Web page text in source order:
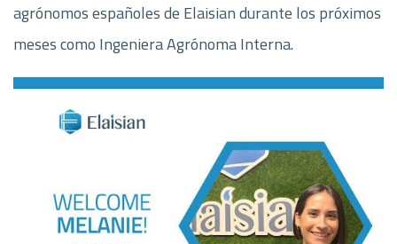
agrónomos españoles de Elaisian durante los próximos
meses como Ingeniera Agrónoma Interna.